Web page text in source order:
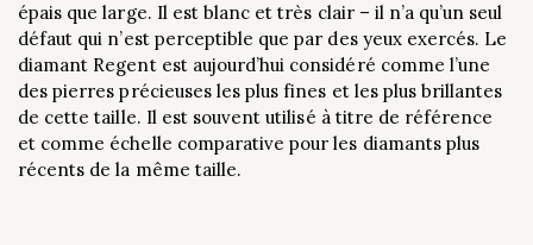
épais que large. Il est blanc et très clair – il n’a qu’un seul
défaut qui n’est perceptible que par des yeux exercés. Le
diamant Regent est aujourd’hui considéré comme l’une
des pierres précieuses les plus fines et les plus brillantes
de cette taille. Il est souvent utilisé à titre de référence
et comme échelle comparative pour les diamants plus
récents de la même taille.